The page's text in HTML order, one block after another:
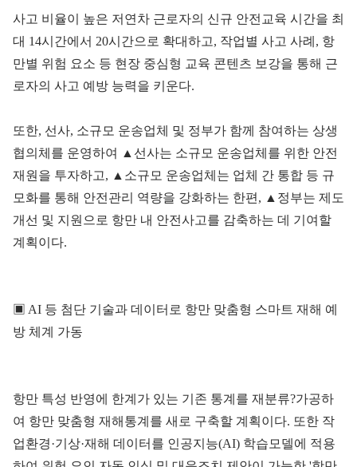
사고 비율이 높은 저연차 근로자의 신규 안전교육 시간을 최
대 14시간에서 20시간으로 확대하고, 작업별 사고 사례, 항
만별 위험 요소 등 현장 중심형 교육 콘텐츠 보강을 통해 근
로자의 사고 예방 능력을 키운다.
또한, 선사, 소규모 운송업체 및 정부가 함께 참여하는 상생
협의체를 운영하여 ▲선사는 소규모 운송업체를 위한 안전
재원을 투자하고, ▲소규모 운송업체는 업체 간 통합 등 규
모화를 통해 안전관리 역량을 강화하는 한편, ▲정부는 제도
개선 및 지원으로 항만 내 안전사고를 감축하는 데 기여할
계획이다.
▣ AI 등 첨단 기술과 데이터로 항만 맞춤형 스마트 재해 예
방 체계 가동
항만 특성 반영에 한계가 있는 기존 통계를 재분류?가공하
여 항만 맞춤형 재해통계를 새로 구축할 계획이다. 또한 작
업환경·기상·재해 데이터를 인공지능(AI) 학습모델에 적용